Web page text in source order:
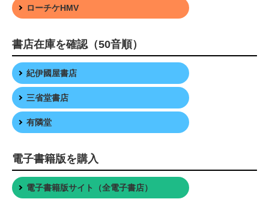
ローチケHMV
書店在庫を確認（50音順）
紀伊國屋書店
三省堂書店
有隣堂
電子書籍版を購入
電子書籍版サイト（全電子書店）